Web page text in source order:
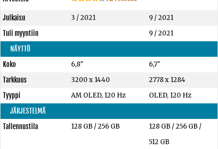
Julkaisu 3 / 2021
9 / 2021
Tuli myyntiin
9 / 2021
NÄYTTÖ
Koko
6,8"
6,7"
Tarkkuus
3200 x 1440
2778 x 1284
Tyyppi
AM OLED, 120 Hz
OLED, 120 Hz
JÄRJESTELMÄ
Tallennustila
128 GB/256 GB 128 GB /256 GB /
512 GB